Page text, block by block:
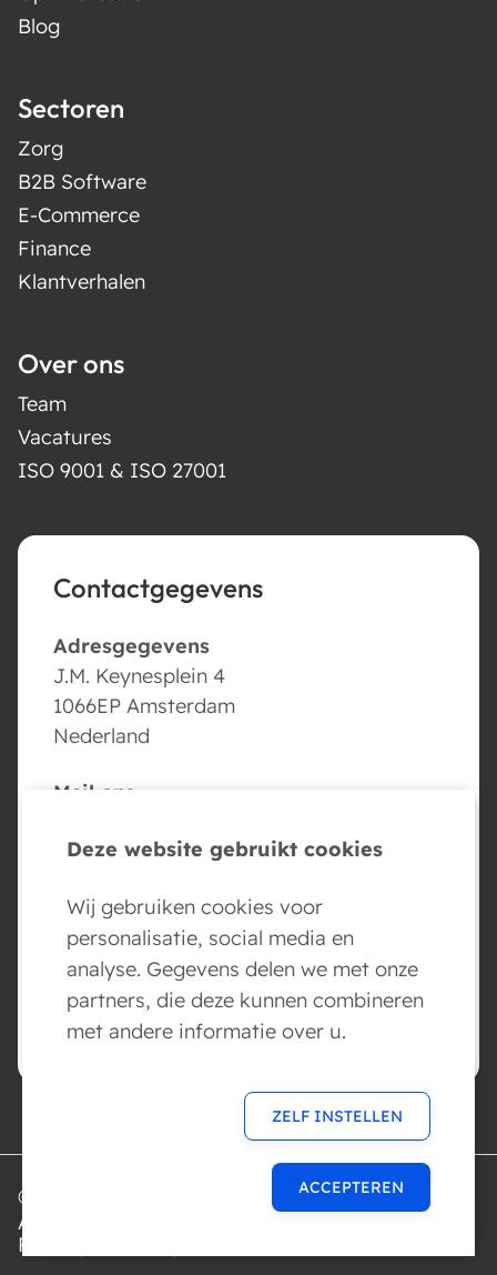
Blog
Sectoren
Zorg
B2B Software
E-Commerce
Finance
Klantverhalen
Over ons
Team
Vacatures
ISO 9001 & ISO 27001
Contactgegevens
Adresgegevens
J.M. Keynesplein 4
1066EP Amsterdam
Nederland
Mail ons
BOEK NU JE AI AGENT DEMO
© 2026 Conversed AI
Algemene voorwaarden
Privacyverklaring
Deze website gebruikt cookies
Wij gebruiken cookies voor
personalisatie, social media en
analyse. Gegevens delen we met onze
partners, die deze kunnen combineren
met andere informatie over u.
ZELF INSTELLEN
ACCEPTEREN